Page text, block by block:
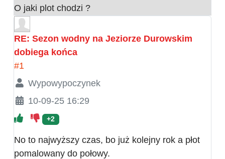
O jaki plot chodzi ?
RE: Sezon wodny na Jeziorze Durowskim
dobiega końca
#1
Wypowypoczynek
10-09-25 16:29
+2
No to najwyższy czas, bo już kolejny rok a płot
pomalowany do połowy.